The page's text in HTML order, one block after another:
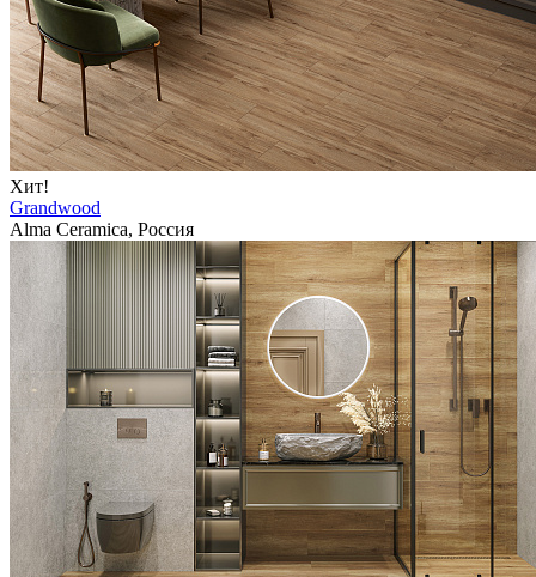
Хит!
Grandwood
Alma Ceramica, Россия